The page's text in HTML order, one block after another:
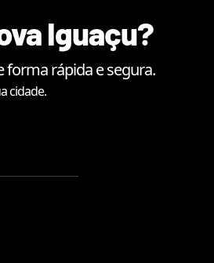
Iguaçu?
forma rápida e segura.
cidade.